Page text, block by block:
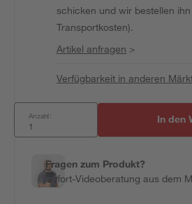
schicken und wir bestellen
Transportkosten).
Artikel anfragen >
Verfügbarkeit in anderen
Anzahl: In den
Fragen zum Produkt?
Sofort-Videoberatung aus dem